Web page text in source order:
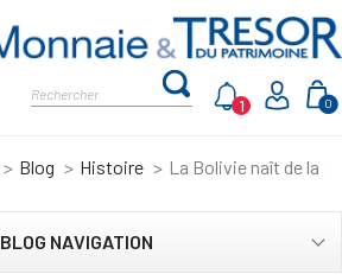
0
1
Blog Histoire La Bolivie naît de la
BLOG NAVIGATION